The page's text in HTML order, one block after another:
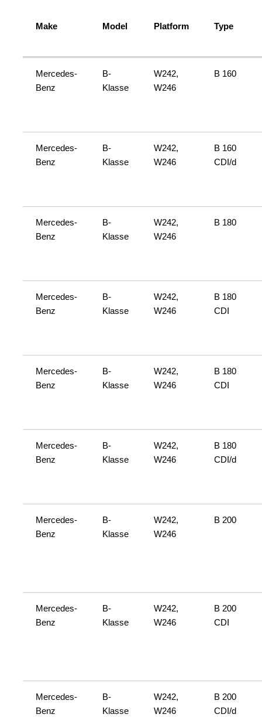
Make Model Platform Type
Mercedes-
Benz
B-
Klasse
W242,
W246
B 160
Mercedes-
Benz
B-
Klasse
W242,
W246
B 160
CDI/d
Mercedes-
Benz
B-
Klasse
W242,
W246
B 180
Mercedes-
Benz
B-
Klasse
W242,
W246
B 180
CDI
Mercedes-
Benz
B-
Klasse
W242,
W246
B 180
CDI
Mercedes-
Benz
B-
Klasse
W242,
W246
B 180
CDI/d
Mercedes-
Benz
B-
Klasse
W242,
W246
B 200
Mercedes-
Benz
B-
Klasse
W242,
W246
B 200
CDI
Mercedes-
Benz
B-
Klasse
W242,
W246
B 200
CDI/d